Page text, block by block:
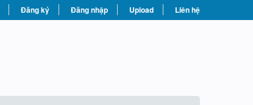
Đăng ký Đăng nhập Upload Liên hệ